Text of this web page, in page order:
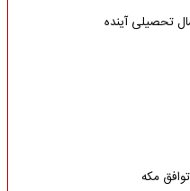
تحصیلی آینده
مکه